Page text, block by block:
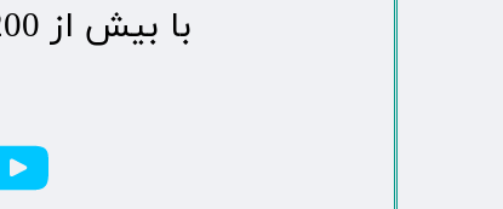
​با بیش از 200 هزاردنبال کننده محبوب ترین رسانه مردمی شهر مهاباد​​​​​​​​​​​​​​